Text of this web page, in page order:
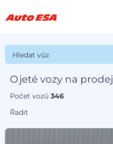
Hledat vůz
Ojeté vozy na prodej
Počet vozů346
Řadit